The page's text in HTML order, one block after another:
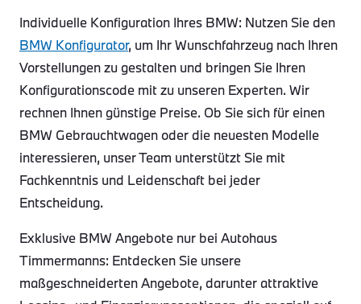
Individuelle Konfiguration Ihres BMW: Nutzen Sie den
BMW Konfigurator, um Ihr Wunschfahrzeug nach Ihren
Vorstellungen zu gestalten und bringen Sie Ihren
Konfigurationscode mit zu unseren Experten. Wir
rechnen Ihnen günstige Preise. Ob Sie sich für einen
BMW Gebrauchtwagen oder die neuesten Modelle
interessieren, unser Team unterstützt Sie mit
Fachkenntnis und Leidenschaft bei jeder
Entscheidung.
Exklusive BMW Angebote nur bei Autohaus
Timmermanns: Entdecken Sie unsere
maßgeschneiderten Angebote, darunter attraktive